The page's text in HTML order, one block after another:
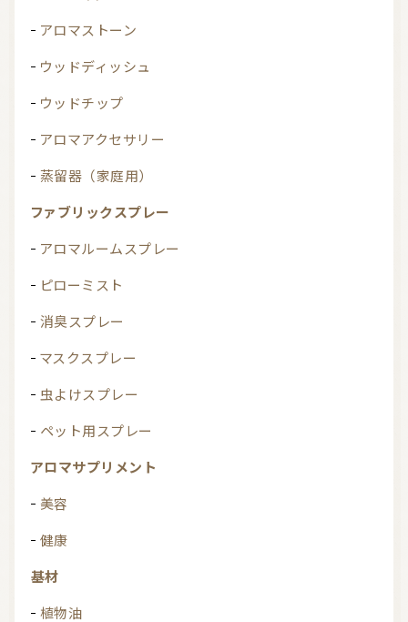
アロマストーン
ウッドディッシュ
ウッドチップ
アロマアクセサリー
蒸留器（家庭用）
ファブリックスプレー
アロマルームスプレー
ピローミスト
消臭スプレー
マスクスプレー
虫よけスプレー
ペット用スプレー
アロマサプリメント
美容
健康
基材
植物油